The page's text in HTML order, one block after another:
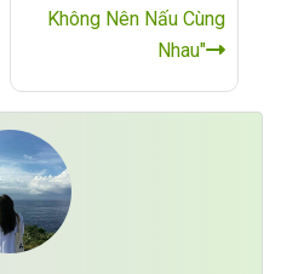
Không Nên Nấu Cùng
Nhau"